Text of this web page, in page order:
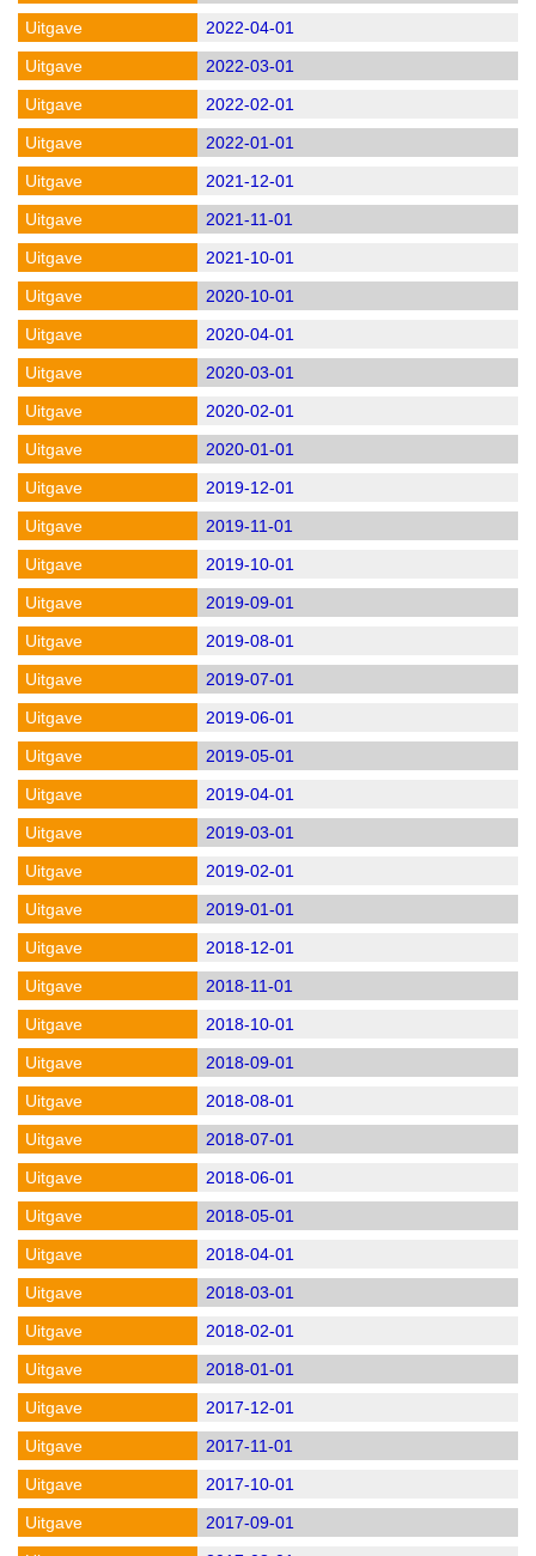
2022-04-01
2022-03-01
2022-02-01
2022-01-01
2021-12-01
2021-11-01
2021-10-01
2020-10-01
2020-04-01
2020-03-01
2020-02-01
2020-01-01
2019-12-01
2019-11-01
2019-10-01
2019-09-01
2019-08-01
2019-07-01
2019-06-01
2019-05-01
2019-04-01
2019-03-01
2019-02-01
2019-01-01
2018-12-01
2018-11-01
2018-10-01
2018-09-01
2018-08-01
2018-07-01
2018-06-01
2018-05-01
2018-04-01
2018-03-01
2018-02-01
2018-01-01
2017-12-01
2017-11-01
2017-10-01
2017-09-01